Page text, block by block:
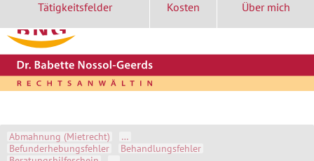
Kontakt Themen A-Z
Tätigkeitsfelder Kosten Über mich
Abmahnung (Mietrecht)
…
Befunderhebungsfehler
Behandlungsfehler